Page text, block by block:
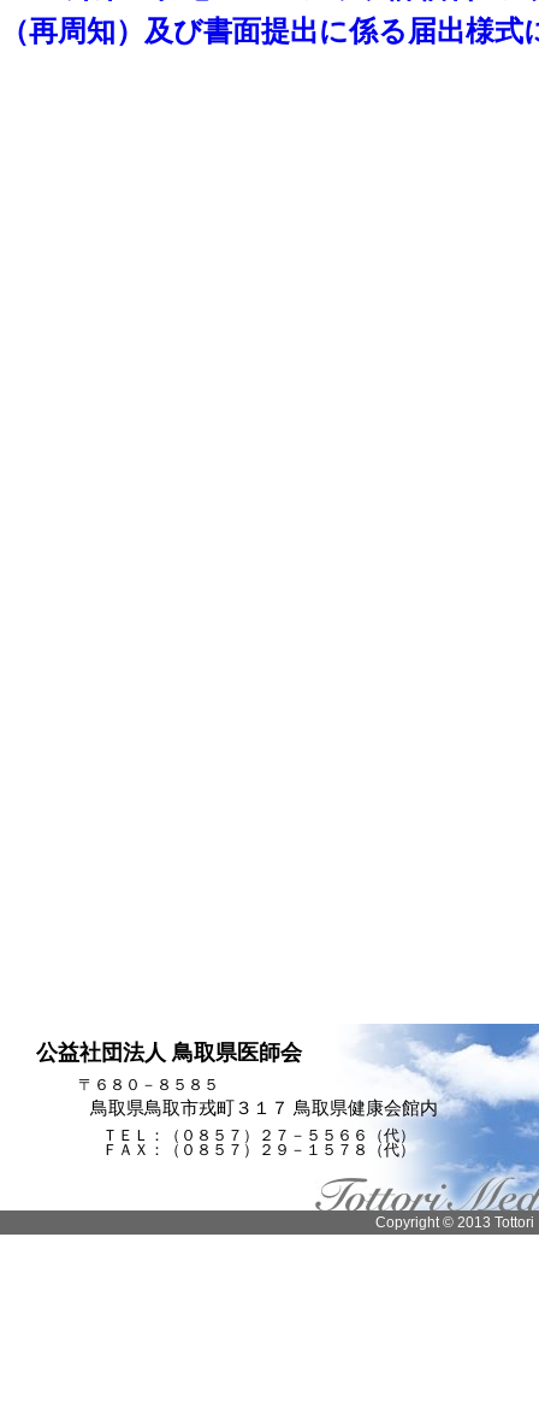
（再周知）及び書面提出に係る届出様式
公益社団法人 鳥取県医師会
〒６８０－８５８５
鳥取県鳥取市戎町３１７ 鳥取県健康会館内
ＴＥＬ：（０８５７）２７－５５６６（代）
ＦＡＸ：（０８５７）２９－１５７８（代）
Copyright © 2013 Tottori